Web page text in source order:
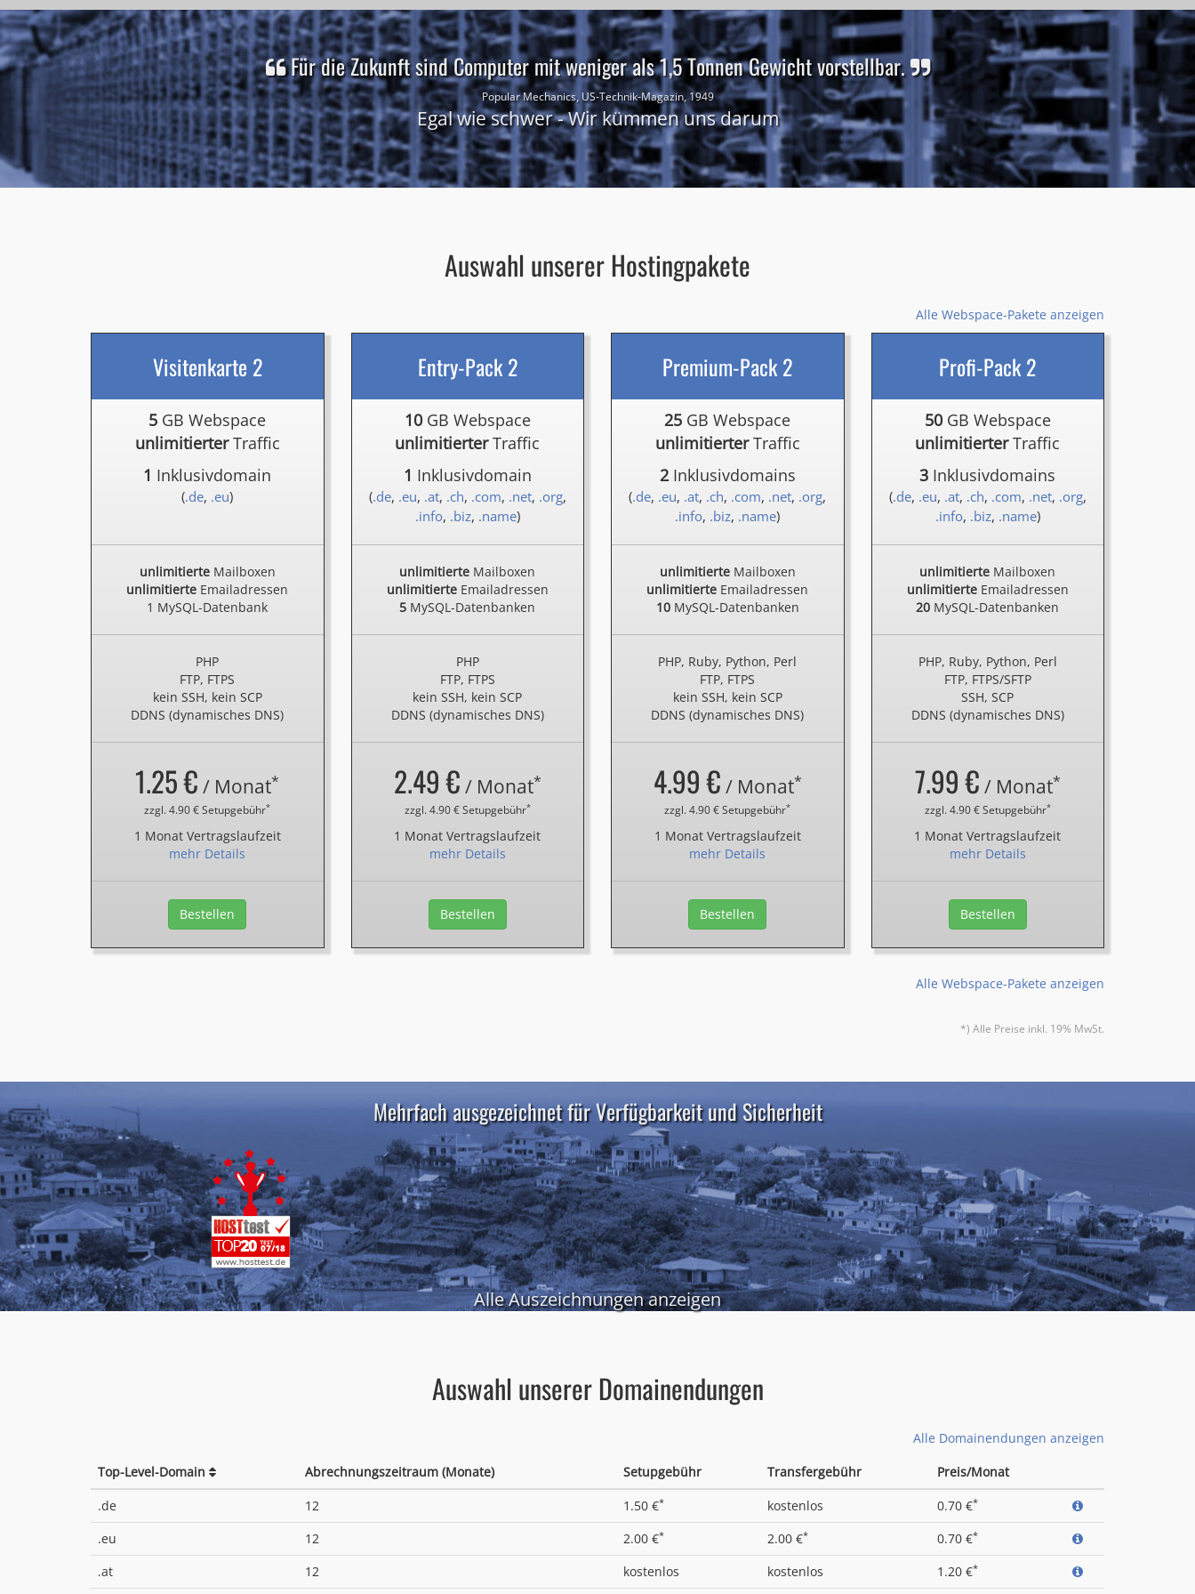
Für die Zukunft sind Computer mit weniger als 1,5 Tonnen Gewicht vorstellbar.
Popular Mechanics, US-Technik-Magazin, 1949
Egal wie schwer - Wir kümmen uns darum
Auswahl unserer Hostingpakete
Alle Webspace-Pakete anzeigen
Visitenkarte 2
5 GB Webspace
unlimitierterTraffic
1 Inklusivdomain
(.de, .eu)
unlimitierteMailboxen
unlimitierte Emailadressen
1 MySQL-Datenbank
PHP
FTP, FTPS
kein SSH, kein SCP
DDNS (dynamisches DNS)
1.25 € / Monat*
zzgl. 4.90 € Setupgebühr*
1 Monat Vertragslaufzeit
mehr Details
Bestellen
Entry-Pack 2
10GB Webspace
unlimitierterTraffic
1 Inklusivdomain
(.de, .eu, .at, .ch, .com, .net, .org,
.info, .biz, .name)
unlimitierte Mailboxen
unlimitierteEmailadressen
5 MySQL-Datenbanken
PHP
FTP, FTPS
kein SSH, kein SCP
DDNS (dynamisches DNS)
2.49 € / Monat*
zzgl. 4.90 € Setupgebühr*
1 Monat Vertragslaufzeit
mehr Details
Bestellen
Premium-Pack 2
25 GB Webspace
unlimitierterTraffic
2Inklusivdomains
(.de, .eu, .at, .ch, .com, .net, .org,
.info, .biz, .name)
unlimitierteMailboxen
unlimitierte Emailadressen
10MySQL-Datenbanken
PHP, Ruby, Python, Perl
FTP, FTPS
kein SSH, kein SCP
DDNS (dynamisches DNS)
4.99 € / Monat*
zzgl. 4.90 € Setupgebühr*
1 Monat Vertragslaufzeit
mehr Details
Bestellen
Profi-Pack 2
50GB Webspace
unlimitierterTraffic
3 Inklusivdomains
(.de, .eu, .at, .ch, .com, .net, .org,
.info, .biz, .name)
unlimitierte Mailboxen
unlimitierteEmailadressen
20 MySQL-Datenbanken
PHP, Ruby, Python, Perl
FTP, FTPS/SFTP
SSH, SCP
DDNS (dynamisches DNS)
7.99 € / Monat*
zzgl. 4.90 € Setupgebühr*
1 Monat Vertragslaufzeit
mehr Details
Bestellen
Alle Webspace-Pakete anzeigen
*) Alle Preise inkl. 19% MwSt.
Mehrfach ausgezeichnet für Verfügbarkeit und Sicherheit
Alle Auszeichnungen anzeigen
Auswahl unserer Domainendungen
Alle Domainendungen anzeigen
Top-Level-Domain
Abrechnungszeitraum (Monate) Setupgebühr Transfergebühr
Preis/Monat
.de
12 1.50 €* kostenlos 0.70 €*
.eu 12 2.00 €* 2.00 €* 0.70 €*
.at 12 kostenlos kostenlos 1.20 €*